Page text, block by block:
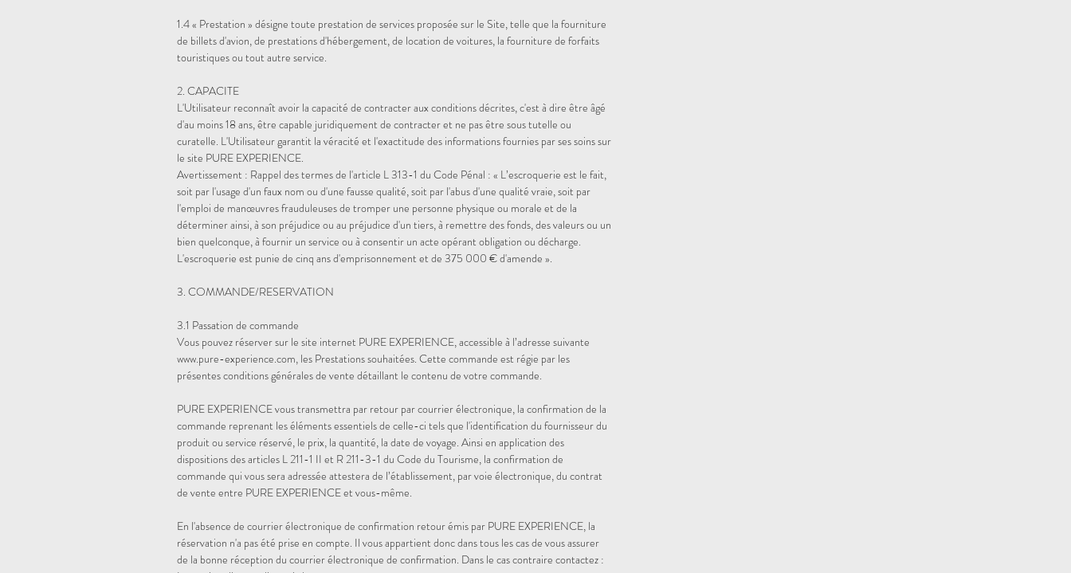
1.4 « Prestation » désigne toute prestation de services proposée sur le Site, telle que la fourniture
de billets d'avion, de prestations d'hébergement, de location de voitures, la fourniture de forfaits
touristiques ou tout autre service.
2. CAPACITE
L'Utilisateur reconnaît avoir la capacité de contracter aux conditions décrites, c'est à dire être âgé
d'au moins 18 ans, être capable juridiquement de contracter et ne pas être sous tutelle ou
curatelle. L'Utilisateur garantit la véracité et l'exactitude des informations fournies par ses soins sur
le site PURE EXPERIENCE.
Avertissement : Rappel des termes de l'article L 313-1 du Code Pénal : « L’escroquerie est le fait,
soit par l'usage d'un faux nom ou d'une fausse qualité, soit par l'abus d'une qualité vraie, soit par
l'emploi de manœuvres frauduleuses de tromper une personne physique ou morale et de la
déterminer ainsi, à son préjudice ou au préjudice d'un tiers, à remettre des fonds, des valeurs ou un
bien quelconque, à fournir un service ou à consentir un acte opérant obligation ou décharge.
L'escroquerie est punie de cinq ans d'emprisonnement et de 375 000 € d'amende ».
3. COMMANDE/RESERVATION
3.1 Passation de commande
Vous pouvez réserver sur le site internet PURE EXPERIENCE, accessible à l’adresse suivante
www.pure-experience.com, les Prestations souhaitées. Cette commande est régie par les
présentes conditions générales de vente détaillant le contenu de votre commande.
PURE EXPERIENCE vous transmettra par retour par courrier électronique, la confirmation de la
commande reprenant les éléments essentiels de celle-ci tels que l'identification du fournisseur du
produit ou service réservé, le prix, la quantité, la date de voyage. Ainsi en application des
dispositions des articles L 211-1 II et R 211-3-1 du Code du Tourisme, la confirmation de
commande qui vous sera adressée attestera de l’établissement, par voie électronique, du contrat
de vente entre PURE EXPERIENCE et vous-même.
En l'absence de courrier électronique de confirmation retour émis par PURE EXPERIENCE, la
réservation n'a pas été prise en compte. Il vous appartient donc dans tous les cas de vous assurer
de la bonne réception du courrier électronique de confirmation. Dans le cas contraire contactez :